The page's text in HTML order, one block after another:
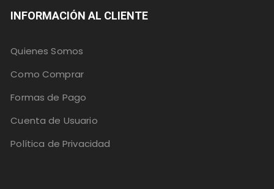
INFORMACIÓN AL CLIENTE
Quienes Somos
Como Comprar
Formas de Pago
Cuenta de Usuario
Política de Privacidad